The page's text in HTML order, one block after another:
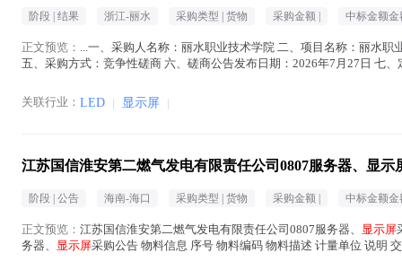
阶段 | 结果 浙江-丽水 采购类型 | 货物 采购金额 | 中标金额
正文预览： ...一、采购人名称：丽水职业技术学院 二、项目名称：丽水职
五、采购方式：竞争性磋商 六、磋商公告发布日期：2026年7月27日 七
关联行业： LED | 显示屏 |
江苏国信淮安第二燃气发电有限责任公司0807服务器、显示
阶段 | 公告 海南-海口 采购类型 | 货物 采购金额 | 中标金额金
正文预览： 江苏国信淮安第二燃气发电有限责任公司0807服务器、 显示屏
务器、 显示屏采购公告 物料信息 序号 物料编码 物料描述 计量单位 说明